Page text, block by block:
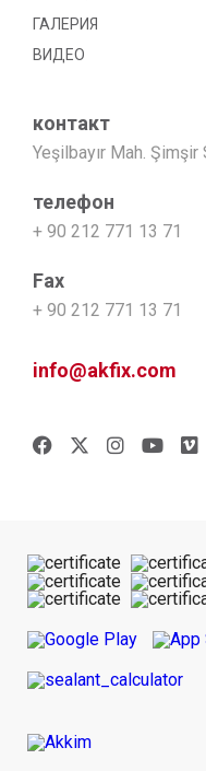
ГАЛЕРИЯ
ВИДЕО
контакт
Yeşilbayır Mah.
телефон
+ 90 212 771 13 71
Fax
+ 90 212 771 13 71
info@akfix.com